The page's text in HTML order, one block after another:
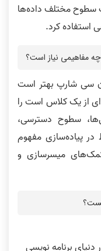
سطوح مختلف داده‌ها
استفاده کرد.
مفاهیمی نیاز است؟
سی شارپ بهتر است
از یک کلاس است را
سطوح دسترسی،
در پیاده‌سازی مفهوم
میسرسازی و
دنیای برنامه نویسی